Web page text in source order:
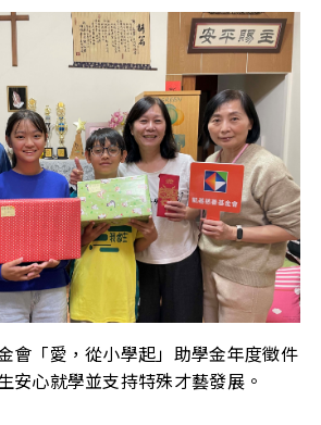
會「愛，從小學起」助學金年度徵件
安心就學並支持特殊才藝發展。